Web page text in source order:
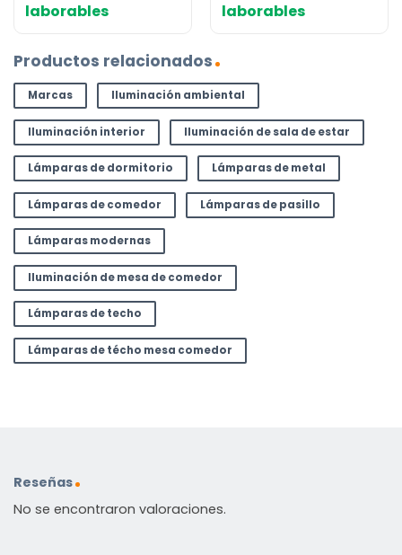
laborables
laborables
Productos relacionados
Marcas Iluminación ambiental
Iluminación interior Iluminación de sala de estar
Lámparas de dormitorio Lámparas de metal
Lámparas de comedor Lámparas de pasillo
Lámparas modernas
Iluminación de mesa de comedor
Lámparas de techo
Lámparas de técho mesa comedor
Reseñas
No se encontraron valoraciones.